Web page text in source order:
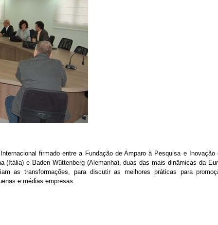
firmado entre a Fundação de Amparo à Pesquisa e
(Itália) e Baden Wüttenberg (Alemanha), duas das mais dinâmicas da
as transformações, para discutir as melhores práticas para
e médias empresas.